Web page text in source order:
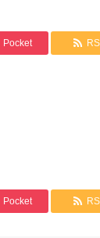
Pocket
Pocket